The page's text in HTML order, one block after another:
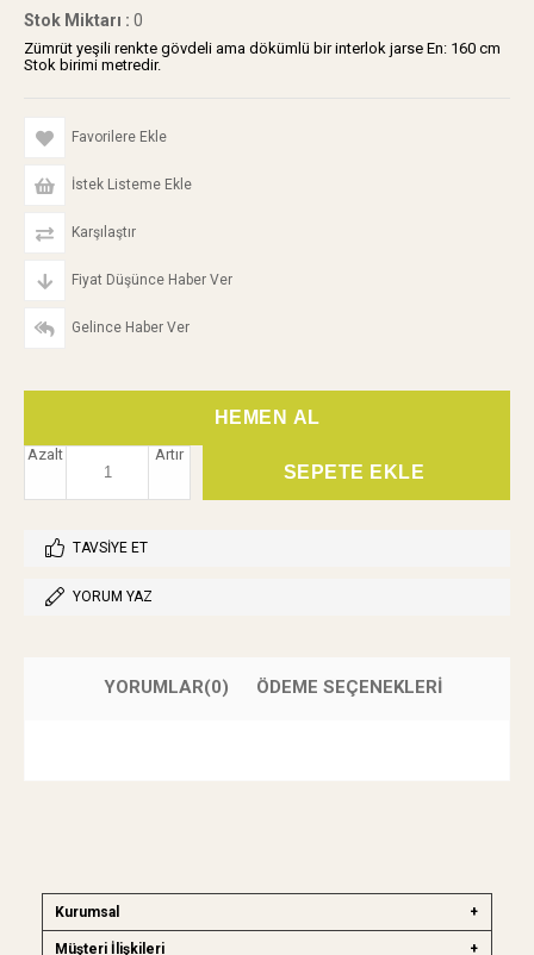
Stok Miktarı : 0
Zümrüt yeşili renkte gövdeli ama dökümlü bir interlok jarse En: 160 cm
Stok birimi metredir.
Favorilere Ekle
İstek Listeme Ekle
Karşılaştır
Fiyat Düşünce Haber Ver
Gelince Haber Ver
Artır
Azalt
TAVSIYE ET
YORUM YAZ
YORUMLAR(0) ÖDEME SEÇENEKLERI
Kurumsal
Müşteri İlişkileri